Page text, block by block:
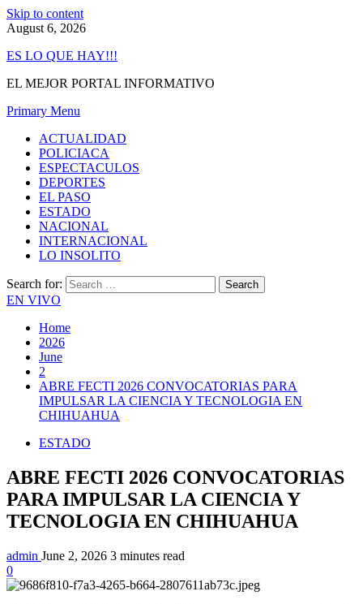
Skip to content
August 6, 2026
ES LO QUE HAY!!!
EL MEJOR PORTAL INFORMATIVO
Primary Menu
ACTUALIDAD
POLICIACA
ESPECTACULOS
DEPORTES
EL PASO
ESTADO
NACIONAL
INTERNACIONAL
LO INSOLITO
Search for:
EN VIVO
Home
2026
June
2
ABRE FECTI 2026 CONVOCATORIAS PARA
IMPULSAR LA CIENCIA Y TECNOLOGIA EN
CHIHUAHUA
ESTADO
ABRE FECTI 2026 CONVOCATORIAS
PARA IMPULSAR LA CIENCIA Y
TECNOLOGIA EN CHIHUAHUA
admin June 2, 2026 3 minutes read
0